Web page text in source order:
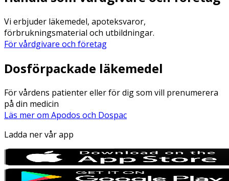
Vi erbjuder läkemedel, apoteksvaror,
förbrukningsmaterial och utbildningar.
För vårdgivare och företag
Dosförpackade läkemedel
För vårdens patienter eller för dig som vill prenumerera
på din medicin
Läs mer om Apodos och Dospac
Ladda ner vår app